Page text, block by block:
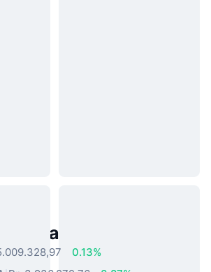
Nyata Populer
0.13%